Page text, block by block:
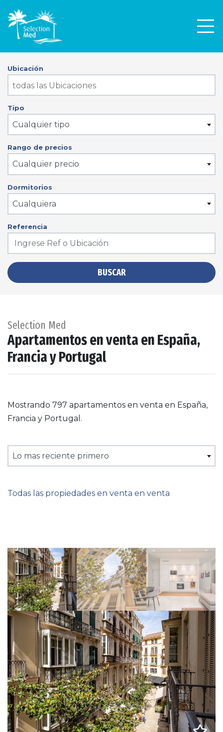
Ubicación
Tipo
Cualquier tipo
Rango de precios
Cualquier precio
Dormitorios
Cualquiera
Referencia
BUSCAR
Selection Med
Apartamentos en venta en España,
Francia y Portugal
Mostrando 797 apartamentos en venta en España,
Francia y Portugal.
Lo mas reciente primero
Todas las propiedades en venta en venta